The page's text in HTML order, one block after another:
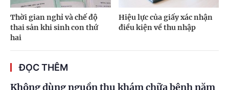
Thời gian nghỉ và chế độ
thai sản khi sinh con thứ
hai
Hiệu lực của giấy xác nhận
điều kiện về thu nhập
ĐỌC THÊM
Không dùng nguồn thu khám chữa bệnh năm